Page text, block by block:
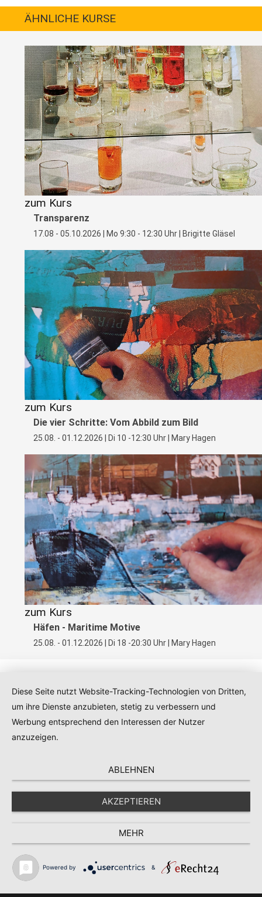
ÄHNLICHE KURSE
zum Kurs
Transparenz
17.08 - 05.10.2026 | Mo 9:30 - 12:30 Uhr | Brigitte Gläsel
zum Kurs
Die vier Schritte: Vom Abbild zum Bild
25.08. - 01.12.2026 | Di 10 -12:30 Uhr | Mary Hagen
zum Kurs
Häfen - Maritime Motive
25.08. - 01.12.2026 | Di 18 -20:30 Uhr | Mary Hagen
Kontakt|Impressum|Datenschutz| AGB
Diese Seite nutzt Website-Tracking-Technologien von Dritten,
um ihre Dienste anzubieten, stetig zu verbessern und
Werbung entsprechend den Interessen der Nutzer
anzuzeigen.
ABLEHNEN
AKZEPTIEREN
MEHR
Powered by &